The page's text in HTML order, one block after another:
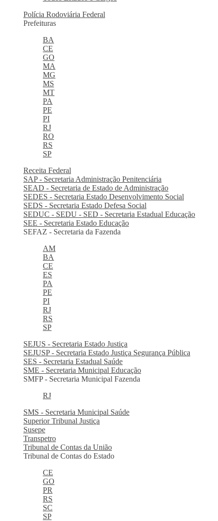
Polícia Rodoviária Federal
Prefeituras
BA
CE
GO
MA
MG
MS
MT
PA
PE
PI
RJ
RO
RS
SP
Receita Federal
SAP - Secretaria Administração Penitenciária
SEAD - Secretaria de Estado de Administração
SEDES - Secretaria Estado Desenvolvimento Social
SEDS - Secretaria Estado Defesa Social
SEDUC - SEDU - SED - Secretaria Estadual Educação
SEE - Secretaria Estado Educação
SEFAZ - Secretaria da Fazenda
AM
BA
CE
ES
PA
PE
PI
RJ
RS
SP
SEJUS - Secretaria Estado Justiça
SEJUSP - Secretaria Estado Justiça Segurança Pública
SES - Secretaria Estadual Saúde
SME - Secretaria Municipal Educação
SMFP - Secretaria Municipal Fazenda
RJ
SMS - Secretaria Municipal Saúde
Superior Tribunal Justiça
Susepe
Transpetro
Tribunal de Contas da União
Tribunal de Contas do Estado
CE
GO
PR
RS
SC
SP